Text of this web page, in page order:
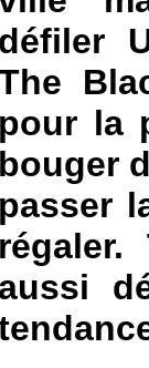
défiler
pour la
bouger
passer
aussi